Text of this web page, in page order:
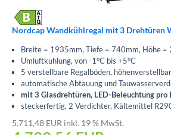
Nordcap Wandkühlregal mit 3 Drehtüren
Breite = 1935mm, Tiefe = 740mm, Höhe =
Umluftkühlung, von -1°C bis +5°C
5 verstellbare Regalböden, höhenverstellbar
automatische Abtauung und
mit 3 Glasdrehtüren, LED-Beleuchtung pro
steckerfertig, 2 Verdichter, Kältemittel
5.711,48 EUR inkl. 19 % MwSt.